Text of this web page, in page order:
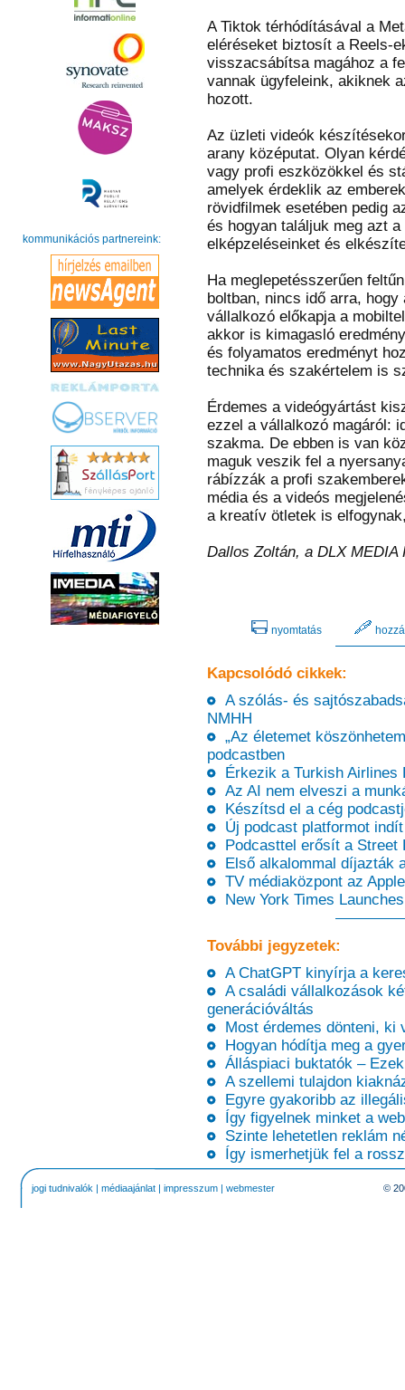
kommunikációs partnereink:
A Tiktok térhódításával a
eléréseket biztosít a Reels-
visszacsábítsa magához a
vannak ügyfeleink, akiknek
hozott.
Az üzleti videók
arany középutat. Olyan
vagy profi eszközökkel és
amelyek érdeklik az
rövidfilmek esetében pedig
és hogyan találjuk meg azt
elképzeléseinket és
Ha meglepetésszerűen
boltban, nincs idő arra,
vállalkozó előkapja a
akkor is kimagasló
és folyamatos eredményt
technika és szakértelem is
Érdemes a videógyártást
ezzel a vállalkozó magáról:
szakma. De ebben is van
maguk veszik fel a
rábízzák a profi
média és a videós
a kreatív ötletek is
Dallos Zoltán, a DLX MEDIA
nyomtatás
Kapcsolódó cikkek:
A szólás- és
NMHH
„Az életemet
podcastben
Érkezik a Turkish Airlines
Az AI nem elveszi a
Készítsd el a cég
Új podcast platformot indít
Podcasttel erősít a Street
Első alkalommal díjazták
TV médiaközpont az
New York Times
További jegyzetek:
A ChatGPT kinyírja a
A családi vállalkozások
generációváltás
Most érdemes dönteni, ki
Hogyan hódítja meg a
Álláspiaci buktatók –
A szellemi tulajdon
Egyre gyakoribb az
Így figyelnek minket a
Szinte lehetetlen reklám
Így ismerhetjük fel a
jogi tudnivalók | médiaajánlat | impresszum | webmester ©